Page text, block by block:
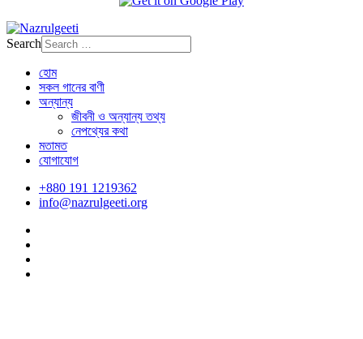
Search
হোম
সকল গানের বাণী
অন্যান্য
জীবনী ও অন্যান্য তথ্য
নেপথ্যের কথা
মতামত
যোগাযোগ
+880 191 1219362
info@nazrulgeeti.org